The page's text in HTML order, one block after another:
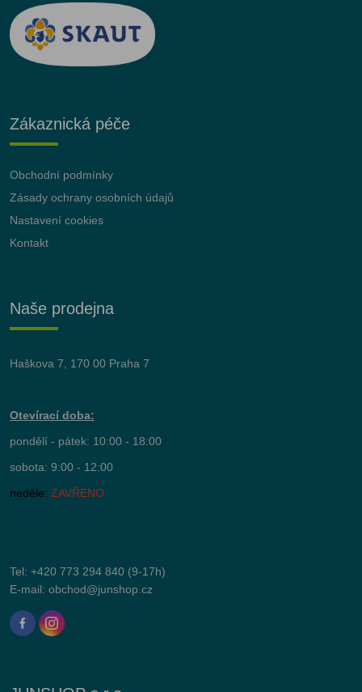
Zákaznická péče
Obchodní podmínky
Zásady ochrany osobních údajů
Nastavení cookies
Kontakt
Naše prodejna
Haškova 7, 170 00 Praha 7
Otevírací doba:
pondělí - pátek: 10:00 - 18:00
sobota: 9:00 - 12:00
neděle: ZAVŘENO
Tel: +420 773 294 840 (9-17h)
E-mail: obchod@junshop.cz